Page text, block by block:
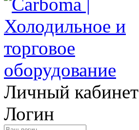
Личный кабинет
Логин